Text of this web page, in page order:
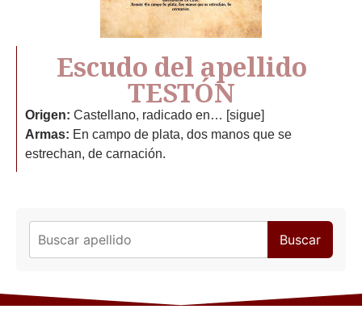
Escudo del apellido
TESTÓN
Origen: Castellano, radicado en… [sigue]
Armas: En campo de plata, dos manos que se
estrechan, de carnación.
Buscar